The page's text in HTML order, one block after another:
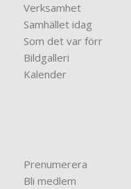
Verksamhet
Samhället idag
Som det var förr
Bildgalleri
Kalender
Prenumerera
Bli medlem